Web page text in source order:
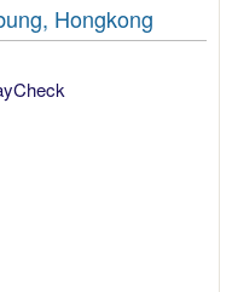
Hongkong